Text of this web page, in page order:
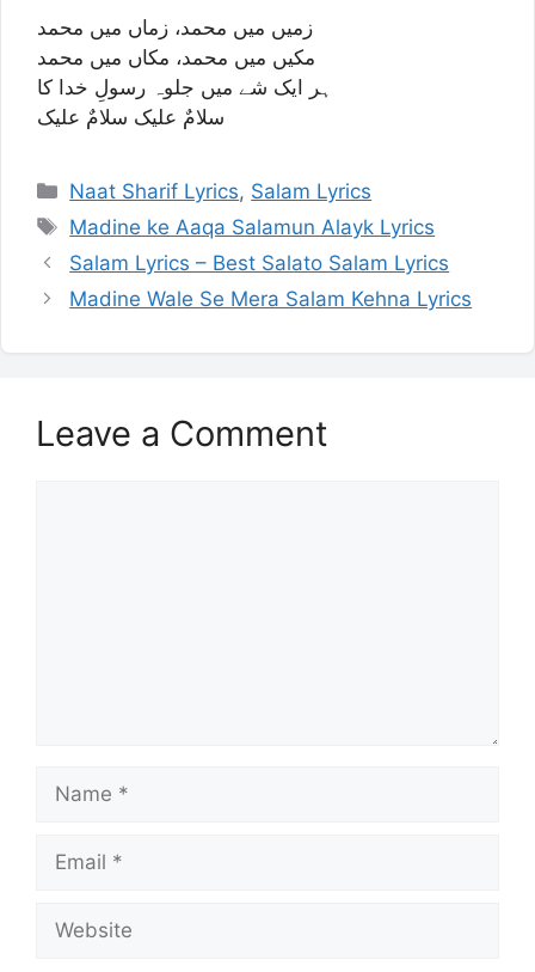
زمیں میں محمد، زماں میں محمد
مکیں میں محمد، مکاں میں محمد
ہر ایک شے میں جلوہ رسولِ خدا کا
سلامٌ علیک سلامٌ علیک
Categories
Naat Sharif Lyrics, Salam Lyrics
Tags
Madine ke Aaqa Salamun Alayk Lyrics
Salam Lyrics – Best Salato Salam Lyrics
Madine Wale Se Mera Salam Kehna Lyrics
Leave a Comment
Name
Email
Website